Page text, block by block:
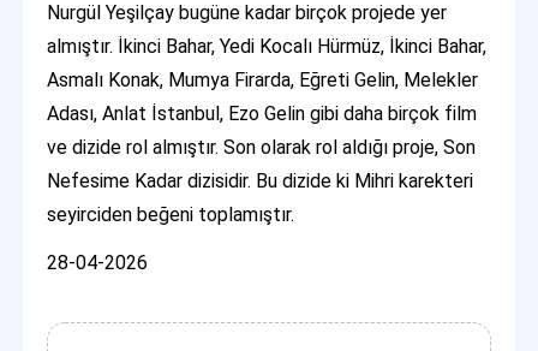
Nurgül Yeşilçay bugüne kadar birçok projede yer
almıştır. İkinci Bahar, Yedi Kocalı Hürmüz, İkinci Bahar,
Asmalı Konak, Mumya Firarda, Eğreti Gelin, Melekler
Adası, Anlat İstanbul, Ezo Gelin gibi daha birçok film
ve dizide rol almıştır. Son olarak rol aldığı proje, Son
Nefesime Kadar dizisidir. Bu dizide ki Mihri karekteri
seyirciden beğeni toplamıştır.
28-04-2026